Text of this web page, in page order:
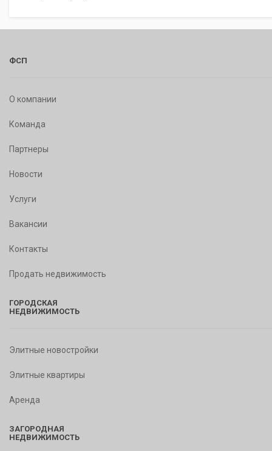
ФСП
О компании
Команда
Партнеры
Новости
Услуги
Вакансии
Контакты
Продать недвижимость
ГОРОДСКАЯ
НЕДВИЖИМОСТЬ
Элитные новостройки
Элитные квартиры
Аренда
ЗАГОРОДНАЯ
НЕДВИЖИМОСТЬ